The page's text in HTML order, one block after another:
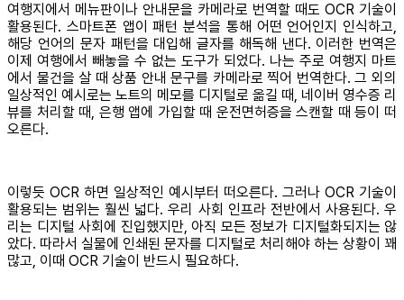
여행지에서 메뉴판이나 안내문을 카메라로 번역할 때도 OCR 기술이
활용된다. 스마트폰 앱이 패턴 분석을 통해 어떤 언어인지 인식하고,
해당 언어의 문자 패턴을 대입해 글자를 해독해 낸다. 이러한 번역은
이제 여행에서 빼놓을 수 없는 도구가 되었다. 나는 주로 여행지 마트
에서 물건을 살 때 상품 안내 문구를 카메라로 찍어 번역한다. 그 외의
일상적인 예시로는 노트의 메모를 디지털로 옮길 때, 네이버 영수증 리
뷰를 처리할 때, 은행 앱에 가입할 때 운전면허증을 스캔할 때 등이 떠
오른다.
이렇듯 OCR 하면 일상적인 예시부터 떠오른다. 그러나 OCR 기술이
활용되는 범위는 훨씬 넓다. 우리 사회 인프라 전반에서 사용된다. 우
리는 디지털 사회에 진입했지만, 아직 모든 정보가 디지털화되지는 않
았다. 따라서 실물에 인쇄된 문자를 디지털로 처리해야 하는 상황이 꽤
많고, 이때 OCR 기술이 반드시 필요하다.